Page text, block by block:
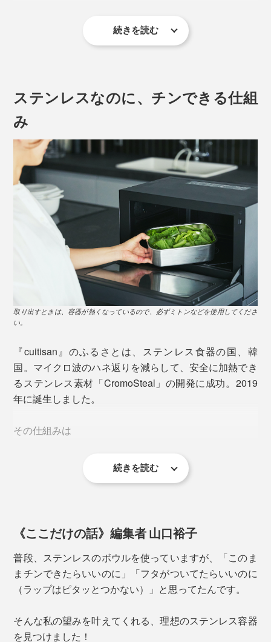
て、そのまま保存。容器ひとつで完成します。
オーブン調理OK
下味をつけてから焼く肉料理や、仕上げに焼き目をつけ
るグラタンも、別容器に移し替える必要がなく、そのま
まオーブンへ。
油汚れ、ニオイがスッキリ落ちる
カレーを入れても、ヌルヌル汚れやニオイが残ることな
サイズ：縦15.7×横22×高さ7.5cm
汁気の多い煮物にぴったりの深型
サイズ：縦12.9×横18.3×高さ8.3cm
詳しく見る >>
［小］680ml
1人分のお弁当箱くらいの大きさ
サイズ：縦12.9×横18.3×高さ6cm
詳しく見る >>
本品・大サイズは、ほうれん草や小松菜が１束入る大き
続きを読む
ステンレスなのに、チンできる仕組
み
取り出すときは、容器が熱くなっているので、必ずミトンなどを使用してくださ
い。
『cuitisan』のふるさとは、ステンレス食器の国、韓
国。マイクロ波のハネ返りを減らして、安全に加熱でき
るステンレス素材「CromoSteal」の開発に成功。2019
年に誕生しました。
その仕組みは
マイクロ波のハネ返りをおさえて、吸収
というもの。
続きを読む
《ここだけの話》編集者 山口裕子
普段、ステンレスのボウルを使っていますが、「このま
まチンできたらいいのに」「フタがついてたらいいのに
（ラップはピタッとつかない）」と思ってたんです。
そんな私の望みを叶えてくれる、理想のステンレス容器
を見つけました！